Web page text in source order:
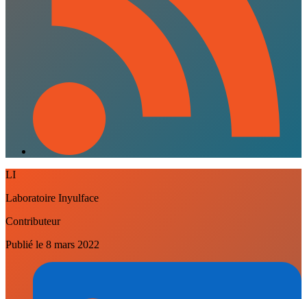
LI
Laboratoire Inyulface
Contributeur
Publié le 8 mars 2022